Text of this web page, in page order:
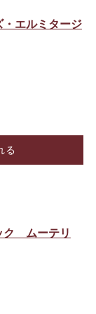
エルミタージ
る
ク ムーテリ